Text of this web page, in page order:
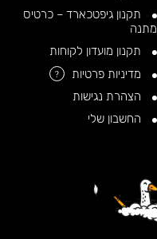
תקנון גיפטכארד – כרטיס
מתנה
תקנון מועדון לקוחות
מדיניות פרטיות
?
הצהרת נגישות
החשבון שלי